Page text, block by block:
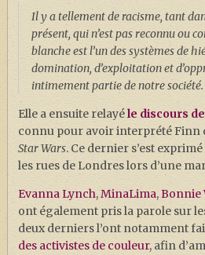
Il y a tellement de racisme, tant
présent, qui n’est pas reconnu ou
blanche est l’un des systèmes de
domination, d’exploitation et
intimement partie de notre société.
Elle a ensuite relayéle discours
connu pour avoir interprété Finn
Star Wars. Ce dernier s’est
les rues de Londres lors d’une
Evanna Lynch,MinaLima,Bonnie
ont également pris la parole sur
deux derniers l’ont notamment
des activistes de couleur, afin